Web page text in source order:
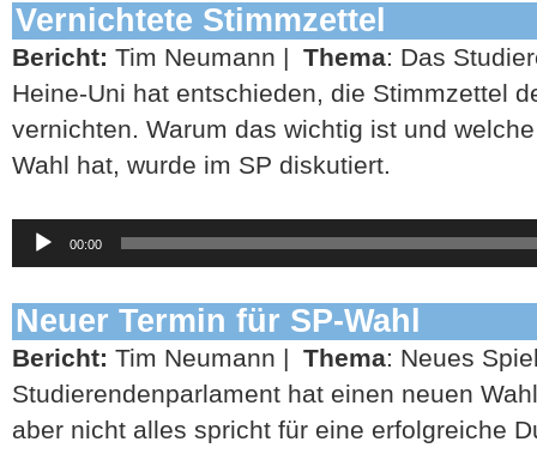
Vernichtete Stimmzettel
Bericht: Tim Neumann | Thema: Das
Heine-Uni hat entschieden, die Stimmzettel
vernichten. Warum das wichtig ist und
Wahl hat, wurde im SP diskutiert.
Audio-
Player
00:00
Neuer Termin für SP-Wahl
Bericht: Tim Neumann | Thema: Neues
Studierendenparlament hat einen neuen
aber nicht alles spricht für eine erfolgreiche